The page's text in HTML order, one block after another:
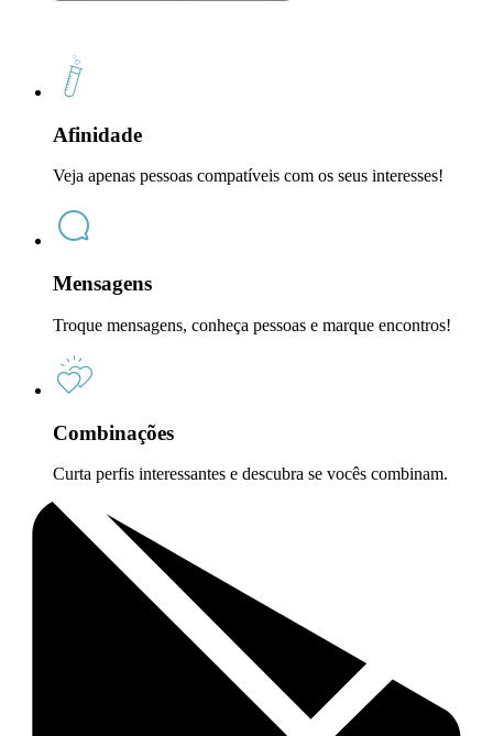
Afinidade
Veja apenas pessoas compatíveis com os seus interesses!
Mensagens
Troque mensagens, conheça pessoas e marque encontros!
Combinações
Curta perfis interessantes e descubra se vocês combinam.